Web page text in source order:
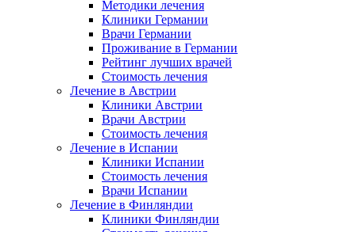
Методики лечения
Клиники Германии
Врачи Германии
Проживание в Германии
Рейтинг лучших врачей
Стоимость лечения
Лечение в Австрии
Клиники Австрии
Врачи Австрии
Стоимость лечения
Лечение в Испании
Клиники Испании
Стоимость лечения
Врачи Испании
Лечение в Финляндии
Клиники Финляндии